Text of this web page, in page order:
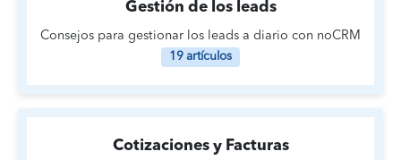
Gestión de los leads
Consejos para gestionar los leads a diario con noCRM
19 artículos
Cotizaciones y Facturas